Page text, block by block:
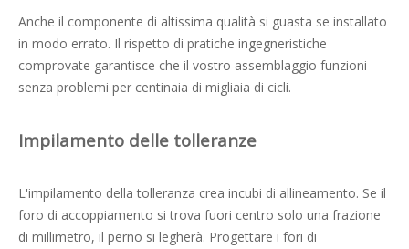
Anche il componente di altissima qualità si guasta se installato
in modo errato. Il rispetto di pratiche ingegneristiche
comprovate garantisce che il vostro assemblaggio funzioni
senza problemi per centinaia di migliaia di cicli.
Impilamento delle tolleranze
L'impilamento della tolleranza crea incubi di allineamento. Se il
foro di accoppiamento si trova fuori centro solo una frazione
di millimetro, il perno si legherà. Progettare i fori di